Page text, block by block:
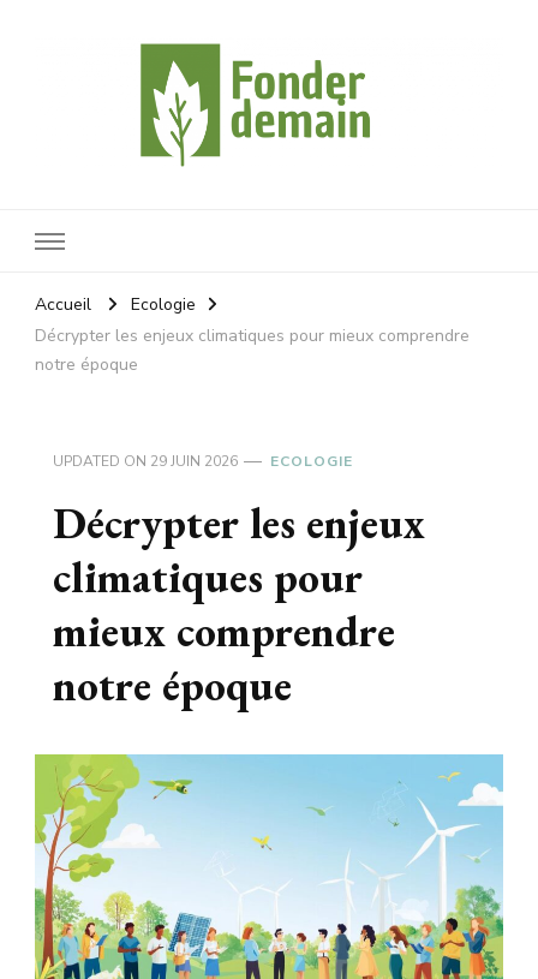
Accueil
Ecologie
Décrypter les enjeux climatiques pour mieux comprendre
notre époque
UPDATED ON 29 JUIN 2026 ECOLOGIE
Décrypter les enjeux
climatiques pour
mieux comprendre
notre époque